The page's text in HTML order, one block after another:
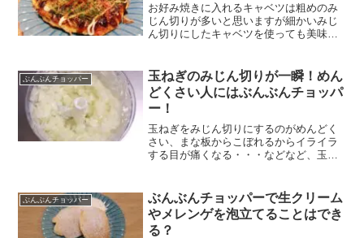
お好み焼きに入れるキャベツは粗めのみ
じん切りが多いと思いますが細かいみじ
ん切りにしたキャベツを使っても美味し
残った食感であるのに対し、細かいみじ
ん切りキャベツを入れたお...
ぶんぶんチョッパー
玉ねぎのみじん切りが一瞬！めん
どくさい人にはぶんぶんチョッパ
ー！
玉ねぎをみじん切りにするのがめんどく
さい、まな板からこぼれるからイライラ
する目が痛くなる・・・などなど、玉ね
は、玉ねぎのみじん切りが手軽になる、
おすすめの商品をご紹介します...
ぶんぶんチョッパー
ぶんぶんチョッパーで生クリーム
やメレンゲを泡立てることはでき
る？